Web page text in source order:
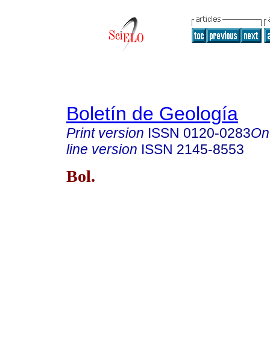
Boletín de Geología
Print version ISSN 0120-0283
line version ISSN 2145-8553
Bol.